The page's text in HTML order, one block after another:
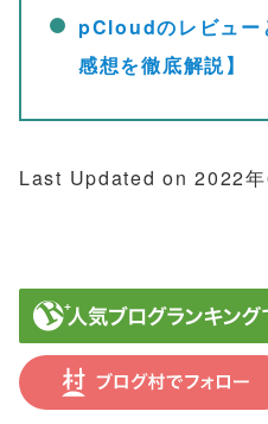
pCloudのレビュー
感想を徹底解説】
Last Updated on 2022